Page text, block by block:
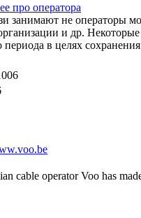
про оператора
занимают не операторы
и др.
в целях
cable operator Voo has